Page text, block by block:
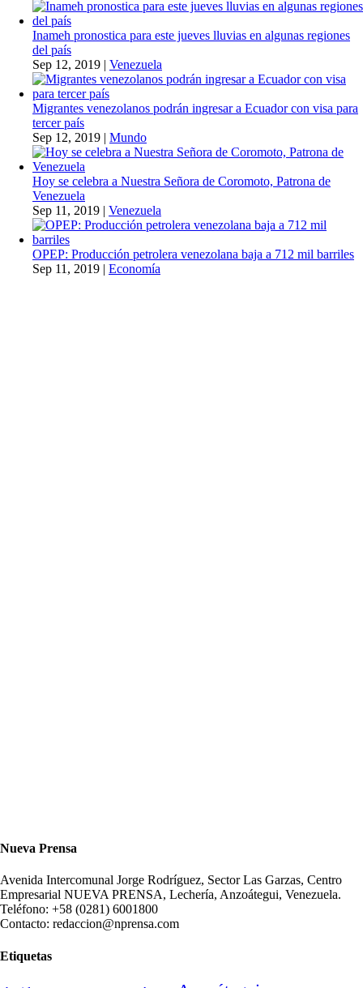
Inameh pronostica para este jueves lluvias en algunas regiones
del país
Sep 12, 2019 | Venezuela
Migrantes venezolanos podrán ingresar a Ecuador con visa para
tercer país
Sep 12, 2019 | Mundo
Hoy se celebra a Nuestra Señora de Coromoto, Patrona de
Venezuela
Sep 11, 2019 | Venezuela
OPEP: Producción petrolera venezolana baja a 712 mil barriles
Sep 11, 2019 | Economía
Nueva Prensa
Avenida Intercomunal Jorge Rodríguez, Sector Las Garzas, Centro
Empresarial NUEVA PRENSA, Lechería, Anzoátegui, Venezuela.
Teléfono: +58 (0281) 6001800
Contacto: redaccion@nprensa.com
Etiquetas